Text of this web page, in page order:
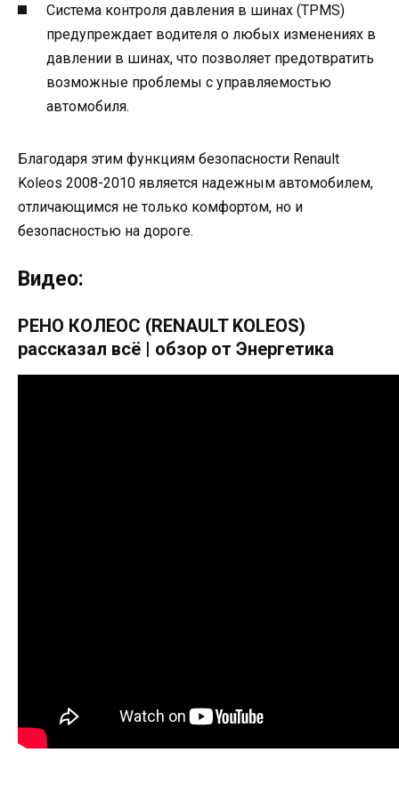
Система контроля давления в шинах (TPMS)
предупреждает водителя о любых изменениях в
давлении в шинах, что позволяет предотвратить
возможные проблемы с управляемостью
автомобиля.
Благодаря этим функциям безопасности Renault
Koleos 2008-2010 является надежным автомобилем,
отличающимся не только комфортом, но и
безопасностью на дороге.
Видео:
РЕНО КОЛЕОС (RENAULT KOLEOS)
рассказал всё | обзор от Энергетика